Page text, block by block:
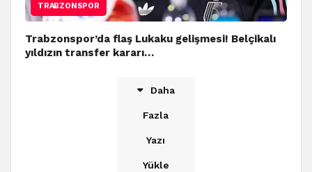
TRABZONSPOR
Trabzonspor’da flaş Lukaku gelişmesi! Belçikalı
yıldızın transfer kararı…
Daha
Fazla
Yazı
Yükle